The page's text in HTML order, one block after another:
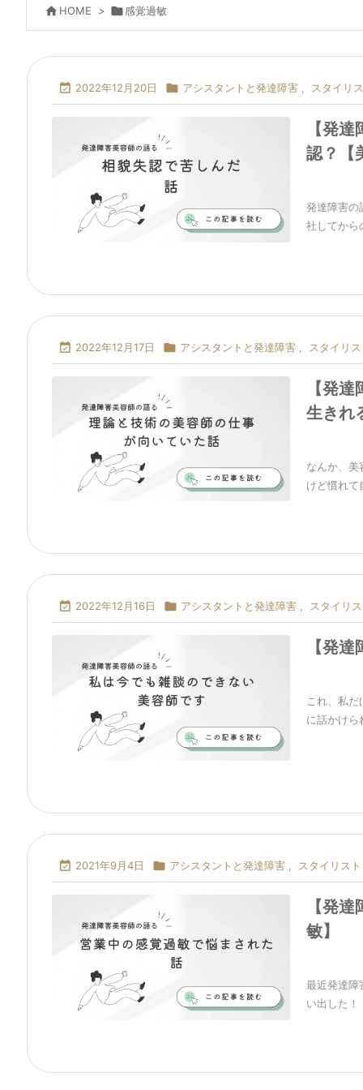
 HOME > 感覚過敏
 2022年12月20日  アシスタントと発達障害 , スタイリ
【発
認？【
発達障害の
社してから
 2022年12月17日  アシスタントと発達障害 , スタイリ
【発
生きれ
なんか、美
けど慣れて
 2022年12月16日  アシスタントと発達障害 , スタイリ
【発
これ、私だ
に話かけら
 2021年9月4日  アシスタントと発達障害 , スタイリス
【発
敏】
最近発達障
い出した！